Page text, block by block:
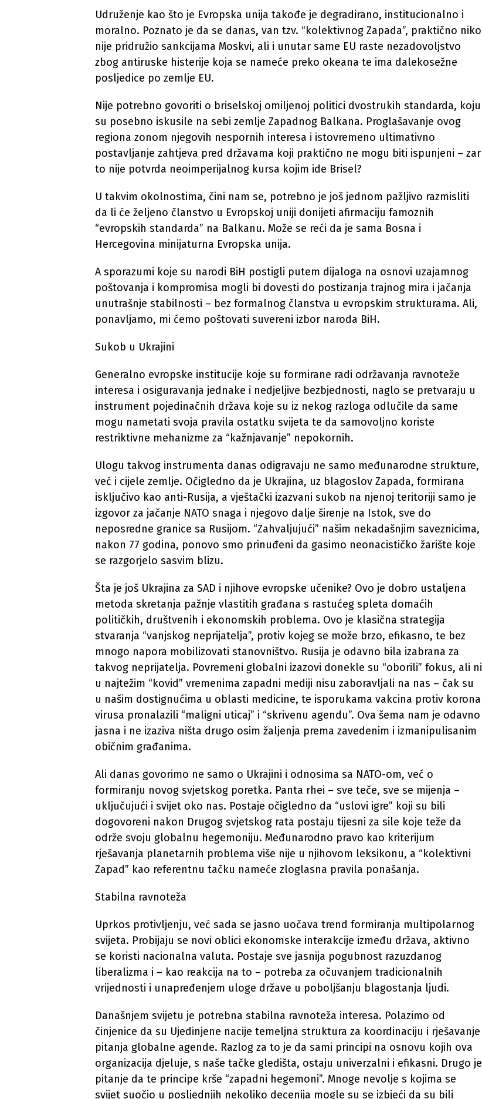
Udruženje kao što je Evropska unija takođe je degradirano, institucionalno i
moralno. Poznato je da se danas, van tzv. “kolektivnog Zapada”, praktično niko
nije pridružio sankcijama Moskvi, ali i unutar same EU raste nezadovoljstvo
zbog antiruske histerije koja se nameće preko okeana te ima dalekosežne
posljedice po zemlje EU.
Nije potrebno govoriti o briselskoj omiljenoj politici dvostrukih standarda, koju
su posebno iskusile na sebi zemlje Zapadnog Balkana. Proglašavanje ovog
regiona zonom njegovih nespornih interesa i istovremeno ultimativno
postavljanje zahtjeva pred državama koji praktično ne mogu biti ispunjeni – zar
to nije potvrda neoimperijalnog kursa kojim ide Brisel?
U takvim okolnostima, čini nam se, potrebno je još jednom pažljivo razmisliti
da li će željeno članstvo u Evropskoj uniji donijeti afirmaciju famoznih
“evropskih standarda” na Balkanu. Može se reći da je sama Bosna i
Hercegovina minijaturna Evropska unija.
A sporazumi koje su narodi BiH postigli putem dijaloga na osnovi uzajamnog
poštovanja i kompromisa mogli bi dovesti do postizanja trajnog mira i jačanja
unutrašnje stabilnosti – bez formalnog članstva u evropskim strukturama. Ali,
ponavljamo, mi ćemo poštovati suvereni izbor naroda BiH.
Sukob u Ukrajini
Generalno evropske institucije koje su formirane radi održavanja ravnoteže
interesa i osiguravanja jednake i nedjeljive bezbjednosti, naglo se pretvaraju u
instrument pojedinačnih država koje su iz nekog razloga odlučile da same
mogu nametati svoja pravila ostatku svijeta te da samovoljno koriste
restriktivne mehanizme za “kažnjavanje” nepokornih.
Ulogu takvog instrumenta danas odigravaju ne samo međunarodne strukture,
već i cijele zemlje. Očigledno da je Ukrajina, uz blagoslov Zapada, formirana
isključivo kao anti-Rusija, a vještački izazvani sukob na njenoj teritoriji samo je
izgovor za jačanje NATO snaga i njegovo dalje širenje na Istok, sve do
neposredne granice sa Rusijom. “Zahvaljujući” našim nekadašnjim saveznicima,
nakon 77 godina, ponovo smo prinuđeni da gasimo neonacističko žarište koje
se razgorjelo sasvim blizu.
Šta je još Ukrajina za SAD i njihove evropske učenike? Ovo je dobro ustaljena
metoda skretanja pažnje vlastitih građana s rastućeg spleta domaćih
političkih, društvenih i ekonomskih problema. Ovo je klasična strategija
stvaranja “vanjskog neprijatelja”, protiv kojeg se može brzo, efikasno, te bez
mnogo napora mobilizovati stanovništvo. Rusija je odavno bila izabrana za
takvog neprijatelja. Povremeni globalni izazovi donekle su “oborili” fokus, ali ni
u najtežim “kovid” vremenima zapadni mediji nisu zaboravljali na nas – čak su
u našim dostignućima u oblasti medicine, te isporukama vakcina protiv korona
virusa pronalazili “maligni uticaj” i “skrivenu agendu”. Ova šema nam je odavno
jasna i ne izaziva ništa drugo osim žaljenja prema zavedenim i izmanipulisanim
običnim građanima.
Ali danas govorimo ne samo o Ukrajini i odnosima sa NATO-om, već o
formiranju novog svjetskog poretka. Panta rhei – sve teče, sve se mijenja –
uključujući i svijet oko nas. Postaje očigledno da “uslovi igre” koji su bili
dogovoreni nakon Drugog svjetskog rata postaju tijesni za sile koje teže da
održe svoju globalnu hegemoniju. Međunarodno pravo kao kriterijum
rješavanja planetarnih problema više nije u njihovom leksikonu, a “kolektivni
Zapad” kao referentnu tačku nameće zloglasna pravila ponašanja.
Stabilna ravnoteža
Uprkos protivljenju, već sada se jasno uočava trend formiranja multipolarnog
svijeta. Probijaju se novi oblici ekonomske interakcije između država, aktivno
se koristi nacionalna valuta. Postaje sve jasnija pogubnost razuzdanog
liberalizma i – kao reakcija na to – potreba za očuvanjem tradicionalnih
vrijednosti i unapređenjem uloge države u poboljšanju blagostanja ljudi.
Današnjem svijetu je potrebna stabilna ravnoteža interesa. Polazimo od
činjenice da su Ujedinjene nacije temeljna struktura za koordinaciju i rješavanje
pitanja globalne agende. Razlog za to je da sami principi na osnovu kojih ova
organizacija djeluje, s naše tačke gledišta, ostaju univerzalni i efikasni. Drugo je
pitanje da te principe krše “zapadni hegemoni”. Mnoge nevolje s kojima se
svijet suočio u posljednjih nekoliko decenija mogle su se izbjeći da su bili